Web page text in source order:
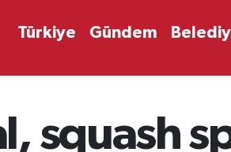
Türkiye Gündem
squash